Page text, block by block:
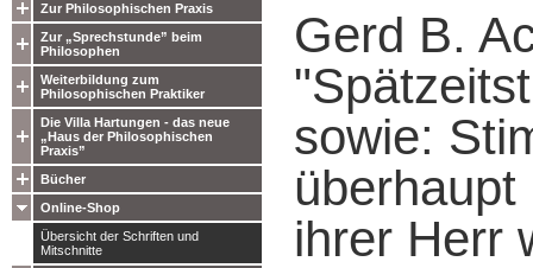
Zur Philosophischen Praxis
Zur „Sprechstunde” beim
Philosophen
Weiterbildung zum
Philosophischen Praktiker
Die Villa Hartungen - das neue
„Haus der Philosophischen
Praxis”
Bücher
Online-Shop
Übersicht der Schriften und
Mitschnitte
Gerd B.
sowie:
ihrer Herr